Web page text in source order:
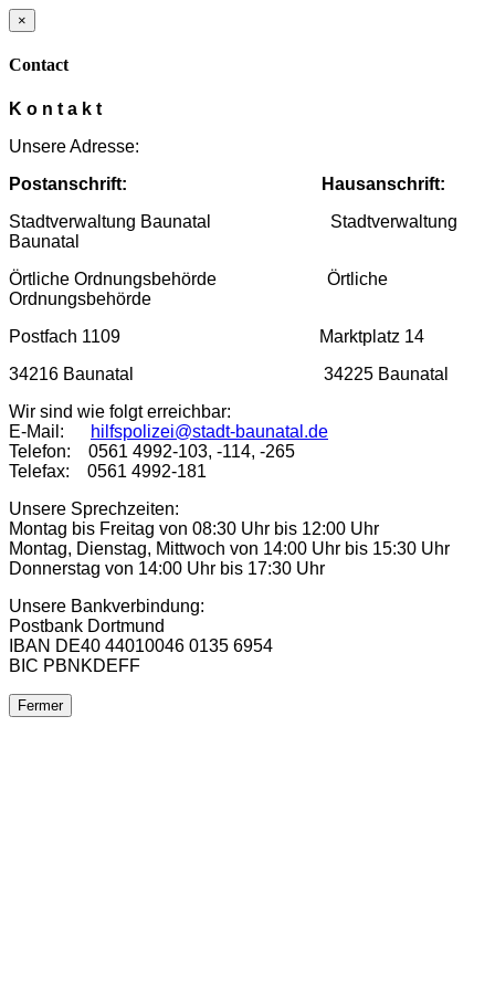
×
Contact
K o n t a k t
Unsere Adresse:
Postanschrift:
Hausanschrift:
Stadtverwaltung Baunatal Stadtverwaltung
Baunatal
Örtliche Ordnungsbehörde Örtliche
Ordnungsbehörde
Postfach 1109 Marktplatz 14
34216 Baunatal 34225 Baunatal
Wir sind wie folgt erreichbar:
E-Mail:
hilfspolizei@stadt-baunatal.de
Telefon: 0561 4992-103, -114, -265
Telefax: 0561 4992-181
Unsere Sprechzeiten:
Montag bis Freitag von 08:30 Uhr bis 12:00 Uhr
Montag, Dienstag, Mittwoch von 14:00 Uhr bis 15:30 Uhr
Donnerstag von 14:00 Uhr bis 17:30 Uhr
Unsere Bankverbindung:
Postbank Dortmund
IBAN DE40 44010046 0135 6954
BIC PBNKDEFF
Fermer